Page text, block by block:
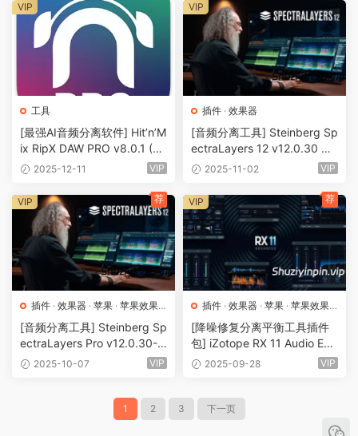
工具
[最强AI音频分离软件] Hit’n’M
ix RipX DAW PRO v8.0.1 (Pa
tcherOnly)-TRACER [WiN]
2025-12-11 VIP
VIP
插件 · 效果器
[音频分离工具] Steinberg Sp
ectraLayers 12 v12.0.30 Up
date-R2R [WiN]（20.5MB+
2025-11-02 VIP
VIP
插件 · 效果器 · 苹果 · 苹果效果
器
[音频分离工具] Steinberg Sp
ectraLayers Pro v12.0.30-V.
R [MacOSX]（3.92GB）
2025-10-07 VIP
VIP 荐
插件 · 效果器 · 苹果 · 苹果效果
器
[降噪修复分离平衡工具插件
包] iZotope RX 11 Audio Edit
or Advanced 11.3.0-HCiSO
2025-09-28 VIP
VIP 荐
1 2 3 下一页